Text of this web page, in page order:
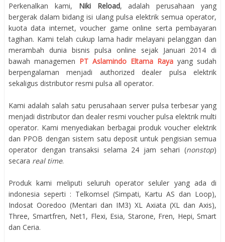
Perkenalkan kami, Niki Reload, adalah perusahaan yang
bergerak dalam bidang isi ulang pulsa elektrik semua operator,
kuota data internet, voucher game online serta pembayaran
tagihan. Kami telah cukup lama hadir melayani pelanggan dan
merambah dunia bisnis pulsa online sejak Januari 2014 di
bawah managemen PT Aslamindo Eltama Raya yang sudah
berpengalaman menjadi authorized dealer pulsa elektrik
sekaligus distributor resmi pulsa all operator.
Kami adalah salah satu perusahaan server pulsa terbesar yang
menjadi distributor dan dealer resmi voucher pulsa elektrik multi
operator. Kami menyediakan berbagai produk voucher elektrik
dan PPOB dengan sistem satu deposit untuk pengisian semua
operator dengan transaksi selama 24 jam sehari (nonstop)
secara real time.
Produk kami meliputi seluruh operator seluler yang ada di
indonesia seperti : Telkomsel (Simpati, Kartu AS dan Loop),
Indosat Ooredoo (Mentari dan IM3) XL Axiata (XL dan Axis),
Three, Smartfren, Net1, Flexi, Esia, Starone, Fren, Hepi, Smart
dan Ceria.